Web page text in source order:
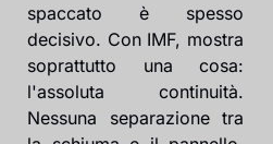
spaccato è spesso
decisivo. Con IMF, mostra
soprattutto una cosa:
l'assoluta continuità.
Nessuna separazione tra